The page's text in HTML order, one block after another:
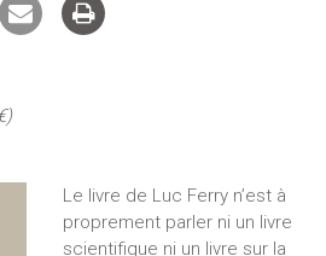
Le livre de Luc Ferry n’est à
proprement parler ni un livre
scientifique ni un livre sur la